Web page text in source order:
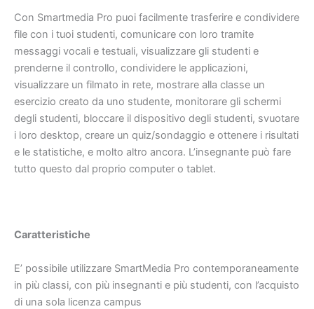
Con Smartmedia Pro puoi facilmente trasferire e condividere
file con i tuoi studenti, comunicare con loro tramite
messaggi vocali e testuali, visualizzare gli studenti e
prenderne il controllo, condividere le applicazioni,
visualizzare un filmato in rete, mostrare alla classe un
esercizio creato da uno studente, monitorare gli schermi
degli studenti, bloccare il dispositivo degli studenti, svuotare
i loro desktop, creare un quiz/sondaggio e ottenere i risultati
e le statistiche, e molto altro ancora. L’insegnante può fare
tutto questo dal proprio computer o tablet.
Caratteristiche
E’ possibile utilizzare SmartMedia Pro contemporaneamente
in più classi, con più insegnanti e più studenti, con l’acquisto
di una sola licenza campus